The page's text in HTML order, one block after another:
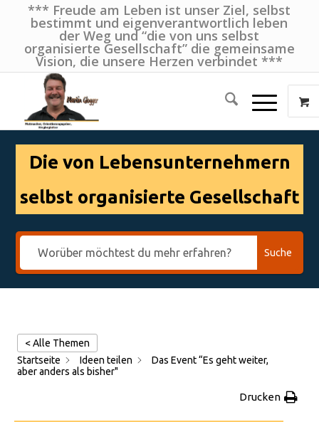
*** Freude am Leben ist unser Ziel, selbst
bestimmt und eigenverantwortlich leben
der Weg und “die von uns selbst
organisierte Gesellschaft” die gemeinsame
Vision, die unsere Herzen verbindet ***
Die von Lebensunternehmern
selbst organisierte Gesellschaft
Suche
< Alle Themen
Startseite
Ideen teilen
Das Event “Es geht weiter,
aber anders als bisher"
Drucken